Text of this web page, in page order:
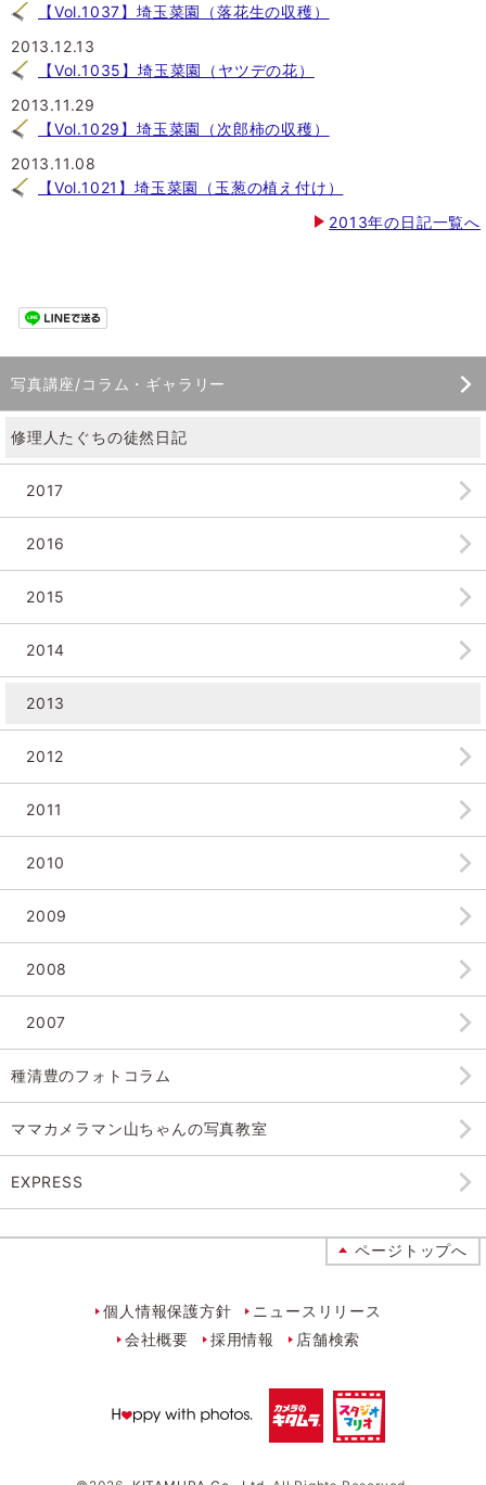
【Vol.1037】埼玉菜園（落花生の収穫）
2013.12.13
【Vol.1035】埼玉菜園（ヤツデの花）
2013.11.29
【Vol.1029】埼玉菜園（次郎柿の収穫）
2013.11.08
【Vol.1021】埼玉菜園（玉葱の植え付け）
2013年の日記一覧へ
写真講座/コラム・ギャラリー
修理人たぐちの徒然日記
2017
2016
2015
2014
2013
2012
2011
2010
2009
2008
2007
種清豊のフォトコラム
ママカメラマン山ちゃんの写真教室
EXPRESS
ページトップへ
個人情報保護方針
ニュースリリース
会社概要
採用情報 店舗検索